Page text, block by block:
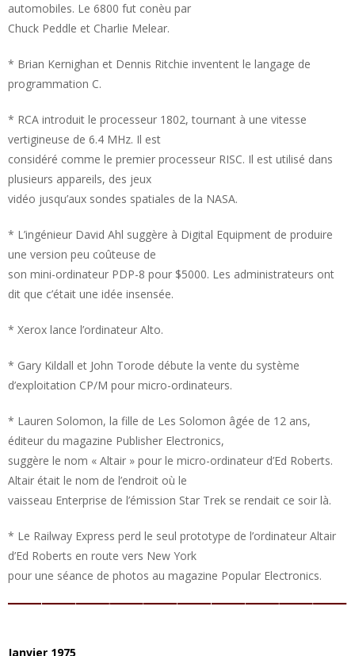
automobiles. Le 6800 fut conèu par
Chuck Peddle et Charlie Melear.
* Brian Kernighan et Dennis Ritchie inventent le langage de
programmation C.
* RCA introduit le processeur 1802, tournant à une vitesse
vertigineuse de 6.4 MHz. Il est
considéré comme le premier processeur RISC. Il est utilisé dans
plusieurs appareils, des jeux
vidéo jusqu’aux sondes spatiales de la NASA.
* L’ingénieur David Ahl suggère à Digital Equipment de produire
une version peu coûteuse de
son mini-ordinateur PDP-8 pour $5000. Les administrateurs ont
dit que c’était une idée insensée.
* Xerox lance l’ordinateur Alto.
* Gary Kildall et John Torode débute la vente du système
d’exploitation CP/M pour micro-ordinateurs.
* Lauren Solomon, la fille de Les Solomon âgée de 12 ans,
éditeur du magazine Publisher Electronics,
suggère le nom « Altair » pour le micro-ordinateur d’Ed Roberts.
Altair était le nom de l’endroit où le
vaisseau Enterprise de l’émission Star Trek se rendait ce soir là.
* Le Railway Express perd le seul prototype de l’ordinateur Altair
d’Ed Roberts en route vers New York
pour une séance de photos au magazine Popular Electronics.
Janvier 1975